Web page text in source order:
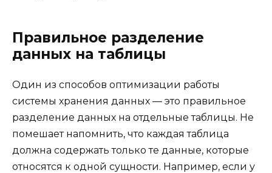
Правильное разделение
данных на таблицы
Один из способов оптимизации работы
системы хранения данных — это правильное
разделение данных на отдельные таблицы. Не
помешает напомнить, что каждая таблица
должна содержать только те данные, которые
относятся к одной сущности. Например, если у